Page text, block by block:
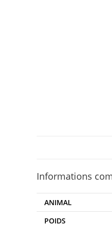
Informations
ANIMAL
POIDS